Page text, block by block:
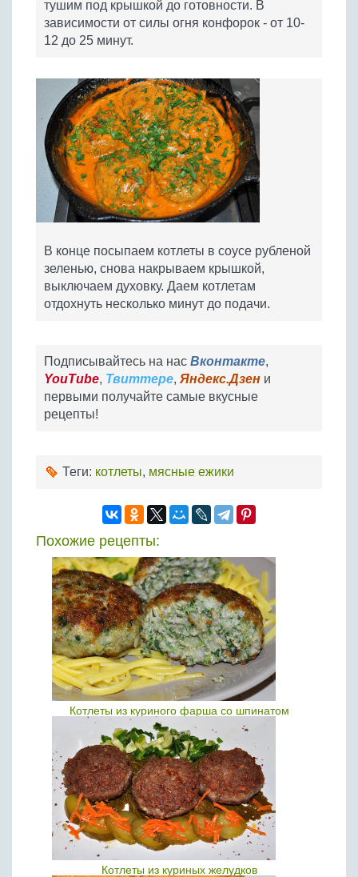
тушим под крышкой до готовности. В
зависимости от силы огня конфорок - от 10-
12 до 25 минут.
В конце посыпаем котлеты в соусе рубленой
зеленью, снова накрываем крышкой,
выключаем духовку. Даем котлетам
отдохнуть несколько минут до подачи.
Подписывайтесь на нас Вконтакте,
YouTube, Твиттере, Яндекс.Дзен и
первыми получайте самые вкусные
рецепты!
Теги: котлеты, мясные ежики
Похожие рецепты:
Котлеты из куриного фарша со шпинатом
Котлеты из куриных желудков